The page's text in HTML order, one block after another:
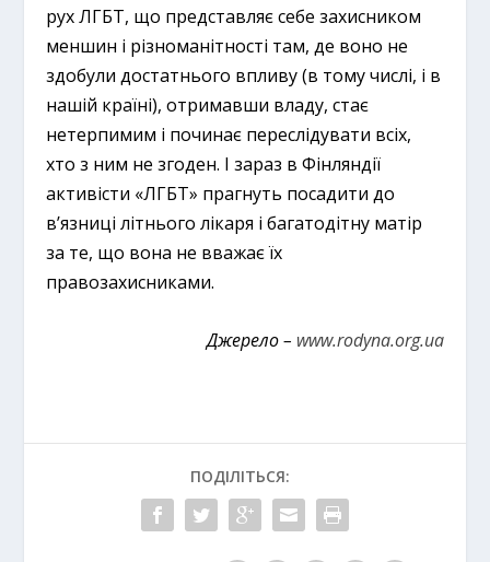
рух ЛГБТ, що представляє себе захисником
меншин і різноманітності там, де воно не
здобули достатнього впливу (в тому числі, і в
нашій країні), отримавши владу, стає
нетерпимим і починає переслідувати всіх,
хто з ним не згоден. І зараз в Фінляндії
активісти «ЛГБТ» прагнуть посадити до
в’язниці літнього лікаря і багатодітну матір
за те, що вона не вважає їх
правозахисниками.
Джерело – www.rodyna.org.ua
ПОДІЛІТЬСЯ: